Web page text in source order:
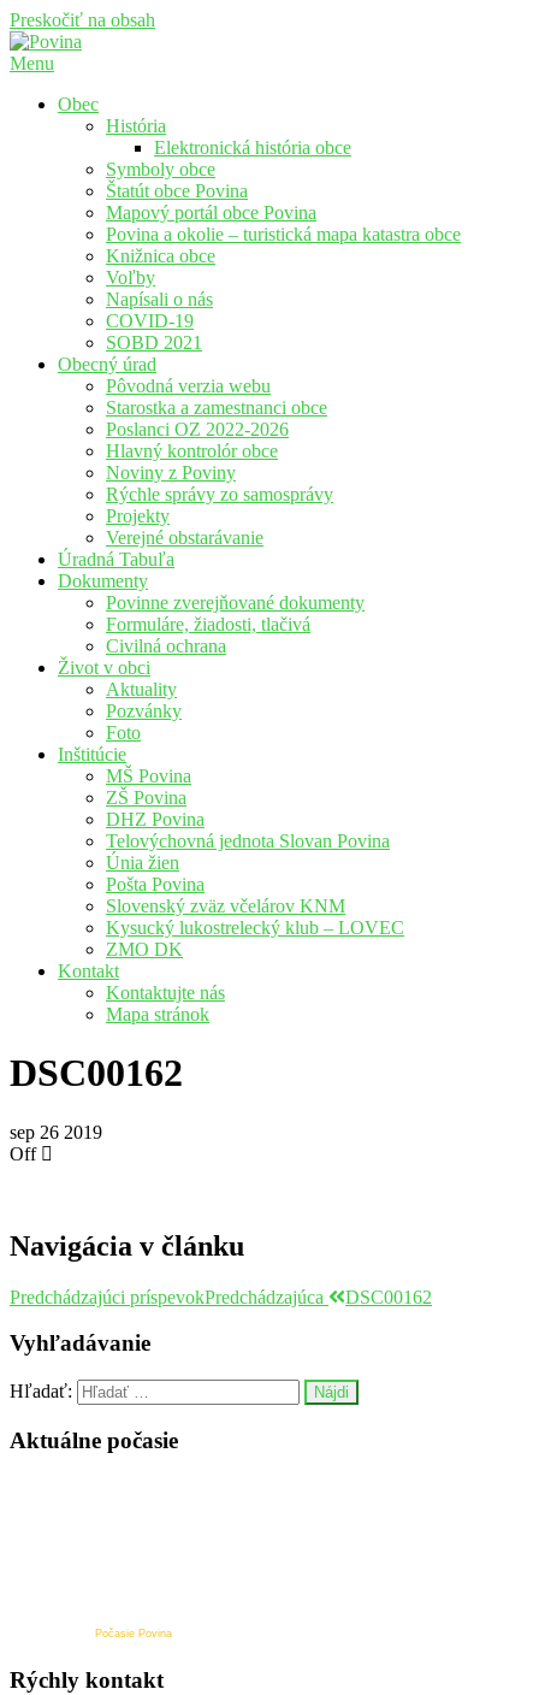
Preskočiť na obsah
Menu
Obec
História
Elektronická história obce
Symboly obce
Štatút obce Povina
Mapový portál obce Povina
Povina a okolie – turistická mapa katastra obce
Knižnica obce
Voľby
Napísali o nás
COVID-19
SOBD 2021
Obecný úrad
Pôvodná verzia webu
Starostka a zamestnanci obce
Poslanci OZ 2022-2026
Hlavný kontrolór obce
Noviny z Poviny
Rýchle správy zo samosprávy
Projekty
Verejné obstarávanie
Úradná Tabuľa
Dokumenty
Povinne zverejňované dokumenty
Formuláre, žiadosti, tlačivá
Civilná ochrana
Život v obci
Aktuality
Pozvánky
Foto
Inštitúcie
MŠ Povina
ZŠ Povina
DHZ Povina
Telovýchovná jednota Slovan Povina
Únia žien
Pošta Povina
Slovenský zväz včelárov KNM
Kysucký lukostrelecký klub – LOVEC
ZMO DK
Kontakt
Kontaktujte nás
Mapa stránok
DSC00162
sep 26 2019
Off
Navigácia v článku
Predchádzajúci príspevokPredchádzajúca DSC00162
Vyhľadávanie
Hľadať:
Aktuálne počasie
Počasie Povina
Rýchly kontakt